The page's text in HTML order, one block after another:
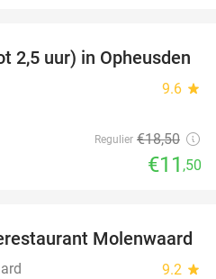
38%
2,5 uur) in Opheusden
9.6 star
Regulier €18,50
€11 ,50
20%
Molenwaard
9.2 star